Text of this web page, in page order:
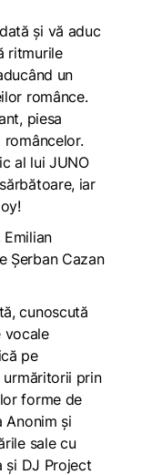
și vă aduc
ritmurile
un
românce.
piesa
al lui JUNO
iar
Emilian
Șerban Cazan
cunoscută
vocale
pe
prin
forme de
Anonim și
sale cu
și DJ Project